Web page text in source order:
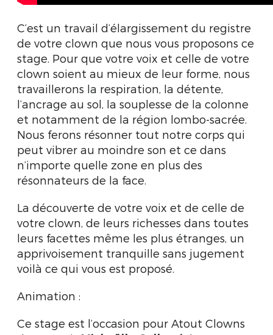
C’est un travail d’élargissement du registre
de votre clown que nous vous proposons ce
stage. Pour que votre voix et celle de votre
clown soient au mieux de leur forme, nous
travaillerons la respiration, la détente,
l’ancrage au sol, la souplesse de la colonne
et notamment de la région lombo-sacrée.
Nous ferons résonner tout notre corps qui
peut vibrer au moindre son et ce dans
n’importe quelle zone en plus des
résonnateurs de la face.
La découverte de votre voix et de celle de
votre clown, de leurs richesses dans toutes
leurs facettes même les plus étranges, un
apprivoisement tranquille sans jugement
voilà ce qui vous est proposé.
Animation :
Ce stage est l’occasion pour Atout Clowns